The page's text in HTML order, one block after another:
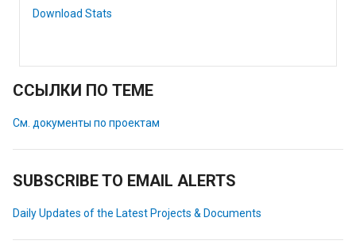
Download Stats
ССЫЛКИ ПО ТЕМЕ
См. документы по проектам
SUBSCRIBE TO EMAIL ALERTS
Daily Updates of the Latest Projects & Documents